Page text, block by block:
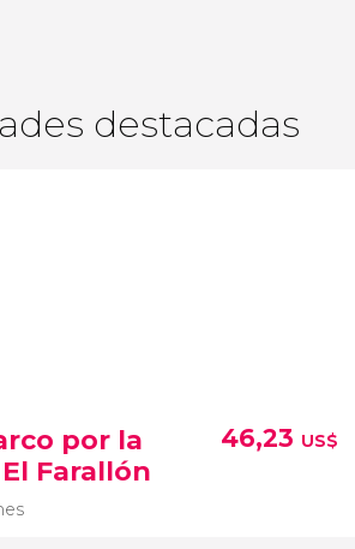
destacadas
por la
Farallón
46,23 US$